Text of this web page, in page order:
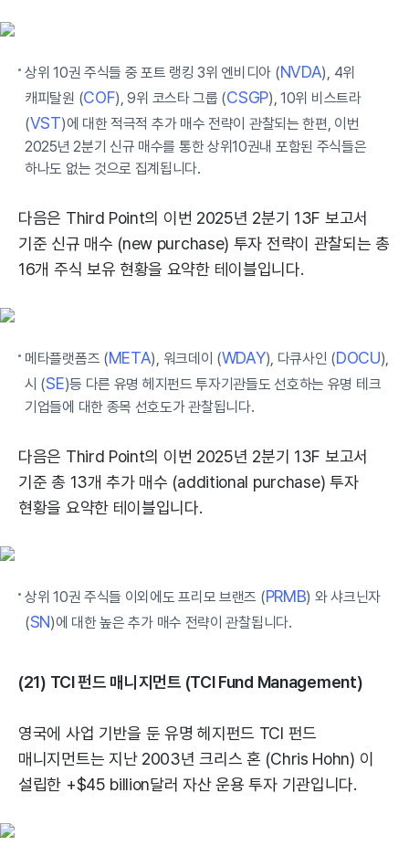
상위 10권 주식들 중 포트 랭킹 3위 엔비디아 (NVDA), 4위
캐피탈원 (COF), 9위 코스타 그룹 (CSGP), 10위 비스트라
(VST)에 대한 적극적 추가 매수 전략이 관찰되는 한편, 이번
2025년 2분기 신규 매수를 통한 상위10권내 포함된 주식들은
하나도 없는 것으로 집계됩니다.
다음은 Third Point의 이번 2025년 2분기 13F 보고서
기준 신규 매수 (new purchase) 투자 전략이 관찰되는 총
16개 주식 보유 현황을 요약한 테이블입니다.
메타플랫폼즈 (META), 워크데이 (WDAY), 다큐사인 (DOCU),
시 (SE)등 다른 유명 헤지펀드 투자기관들도 선호하는 유명 테크
기업들에 대한 종목 선호도가 관찰됩니다.
다음은 Third Point의 이번 2025년 2분기 13F 보고서
기준 총 13개 추가 매수 (additional purchase) 투자
현황을 요약한 테이블입니다.
상위 10권 주식들 이외에도 프리모 브랜즈 (PRMB) 와 샤크닌자
(SN)에 대한 높은 추가 매수 전략이 관찰됩니다.
(21) TCI 펀드 매니지먼트 (TCI Fund Management)
영국에 사업 기반을 둔 유명 헤지펀드 TCI 펀드
매니지먼트는 지난 2003년 크리스 혼 (Chris Hohn) 이
설립한 +$45 billion달러 자산 운용 투자 기관입니다.